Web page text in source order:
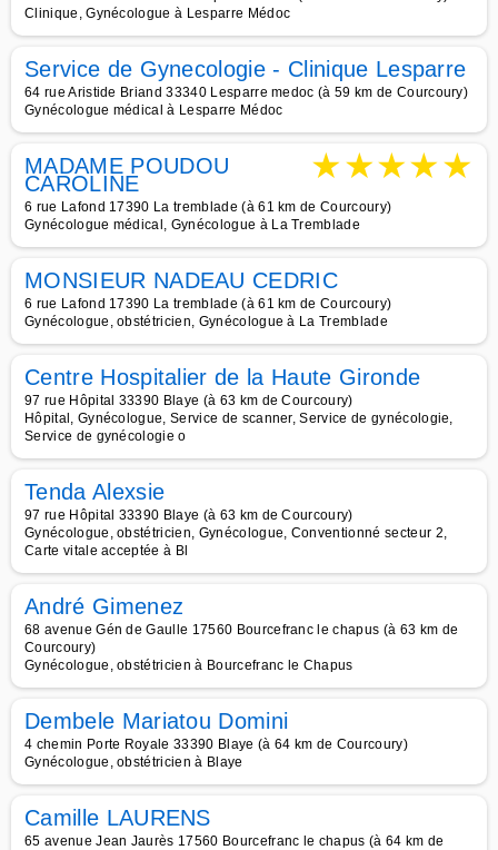
Clinique, Gynécologue à Lesparre Médoc
Service de Gynecologie - Clinique Lesparre
64 rue Aristide Briand 33340 Lesparre medoc (à 59 km de Courcoury)
Gynécologue médical à Lesparre Médoc
MADAME POUDOU
CAROLINE ★★★★★
6 rue Lafond 17390 La tremblade (à 61 km de Courcoury)
Gynécologue médical, Gynécologue à La Tremblade
MONSIEUR NADEAU CEDRIC
6 rue Lafond 17390 La tremblade (à 61 km de Courcoury)
Gynécologue, obstétricien, Gynécologue à La Tremblade
Centre Hospitalier de la Haute Gironde
97 rue Hôpital 33390 Blaye (à 63 km de Courcoury)
Hôpital, Gynécologue, Service de scanner, Service de gynécologie,
Service de gynécologie o
Tenda Alexsie
97 rue Hôpital 33390 Blaye (à 63 km de Courcoury)
Gynécologue, obstétricien, Gynécologue, Conventionné secteur 2,
Carte vitale acceptée à Bl
André Gimenez
68 avenue Gén de Gaulle 17560 Bourcefranc le chapus (à 63 km de
Courcoury)
Gynécologue, obstétricien à Bourcefranc le Chapus
Dembele Mariatou Domini
4 chemin Porte Royale 33390 Blaye (à 64 km de Courcoury)
Gynécologue, obstétricien à Blaye
Camille LAURENS
65 avenue Jean Jaurès 17560 Bourcefranc le chapus (à 64 km de